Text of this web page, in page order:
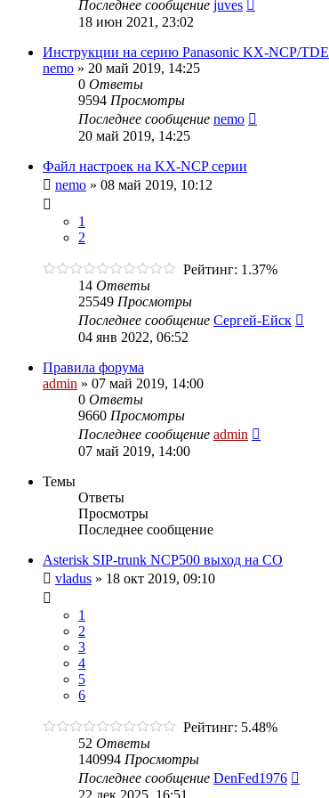
Последнее сообщение juves
18 июн 2021, 23:02
Инструкции на серию Panasonic KX-NCP/TDE
nemo » 20 май 2019, 14:25
0 Ответы
9594 Просмотры
Последнее сообщение nemo
20 май 2019, 14:25
Файл настроек на KX-NCP серии
nemo » 08 май 2019, 10:12
1
2
Рейтинг: 1.37%
14 Ответы
25549 Просмотры
Последнее сообщение Сергей-Ейск
04 янв 2022, 06:52
Правила форума
admin » 07 май 2019, 14:00
0 Ответы
9660 Просмотры
Последнее сообщение admin
07 май 2019, 14:00
Темы
Ответы
Просмотры
Последнее сообщение
Asterisk SIP-trunk NCP500 выход на CO
vladus » 18 окт 2019, 09:10
1
2
3
4
5
6
Рейтинг: 5.48%
52 Ответы
140994 Просмотры
Последнее сообщение DenFed1976